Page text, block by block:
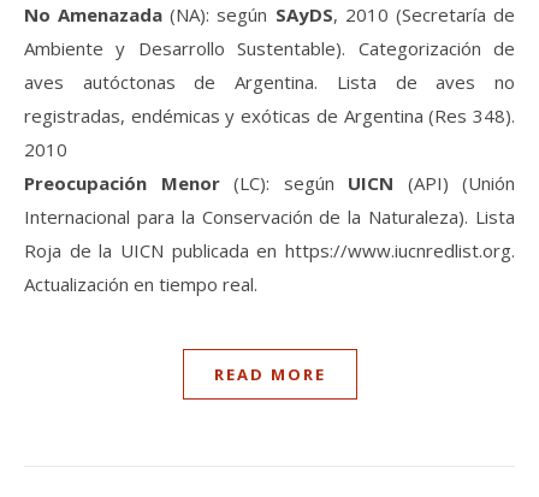
No Amenazada (NA): según SAyDS, 2010 (Secretaría de
Ambiente y Desarrollo Sustentable). Categorización de
aves autóctonas de Argentina. Lista de aves no
registradas, endémicas y exóticas de Argentina (Res 348).
2010
Preocupación Menor(LC): según UICN (API) (Unión
Internacional para la Conservación de la Naturaleza). Lista
Roja de la UICN publicada en https://www.iucnredlist.org.
Actualización en tiempo real.
READ MORE